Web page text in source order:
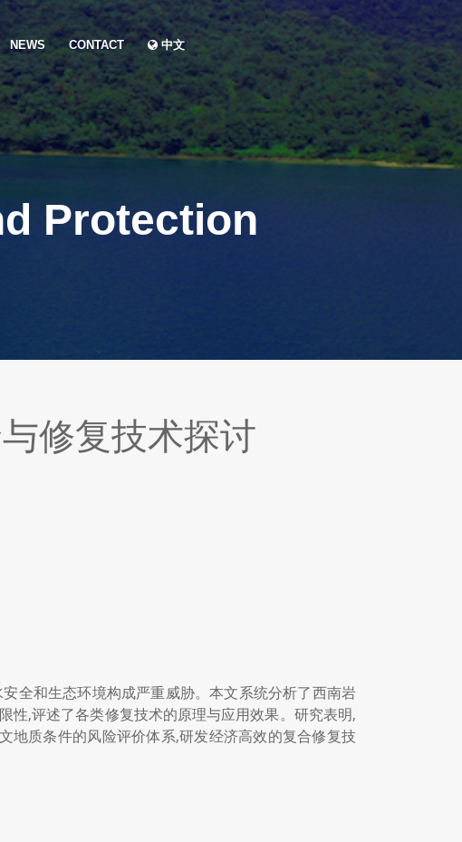
NEWS CONTACT 中文
Protection
修复技术探讨
全和生态环境构成严重威胁。本文系统分析了西南岩
性,评述了各类修复技术的原理与应用效果。研究表明,
地质条件的风险评价体系,研发经济高效的复合修复技